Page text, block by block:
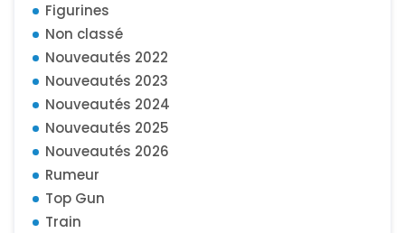
Figurines
Non classé
Nouveautés 2022
Nouveautés 2023
Nouveautés 2024
Nouveautés 2025
Nouveautés 2026
Rumeur
Top Gun
Train